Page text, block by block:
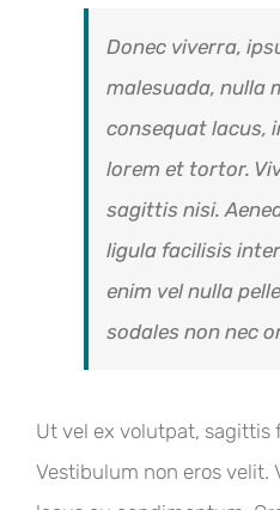
Donec viverra,
malesuada, nulla
consequat lacus,
lorem et tortor.
sagittis nisi.
ligula facilisis
enim vel nulla
sodales non nec
Ut vel ex volutpat, sagittis
Vestibulum non eros velit.